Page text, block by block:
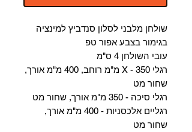
שולחן מלבני לסלון סנדביץ למינציה
בגימור בצבע אפור טפ
עובי השולחן 4 ס"מ
רגלי X - 350 מ"מ רוחב, 400 מ"מ אורך,
שחור מט
רגלי סיכה - 350 מ"מ אורך, שחור מט
רגליים אלכסניות - 400 מ"מ אורך,
שחור מט